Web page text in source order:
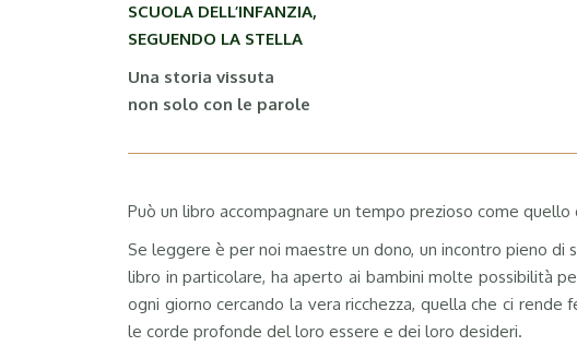
SCUOLA DELL’INFANZIA,
SEGUENDO LA STELLA
Una storia vissuta
non solo con le parole
Può un libro accompagnare un tempo prezioso come
Se leggere è per noi maestre un dono, un incontro pieno di
libro in particolare, ha aperto ai bambini molte possibilità
ogni giorno cercando la vera ricchezza, quella che ci
le corde profonde del loro essere e dei loro desideri.